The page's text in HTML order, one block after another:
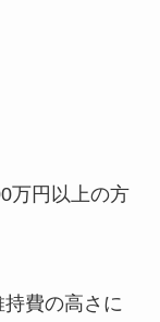
万円以上の方
費の高さに